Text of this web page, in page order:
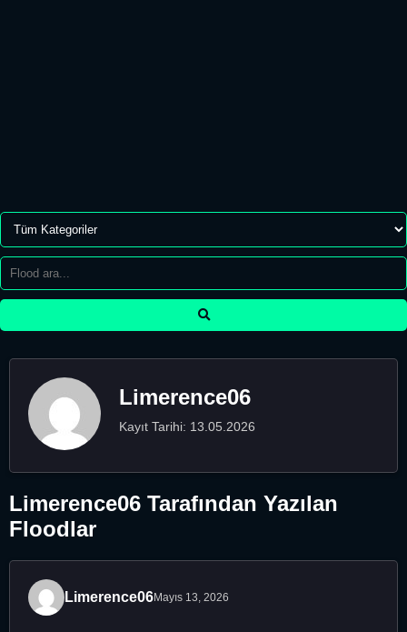
Limerence06
Kayıt Tarihi: 13.05.2026
Limerence06 Tarafından Yazılan
Floodlar
Limerence06Mayıs 13, 2026